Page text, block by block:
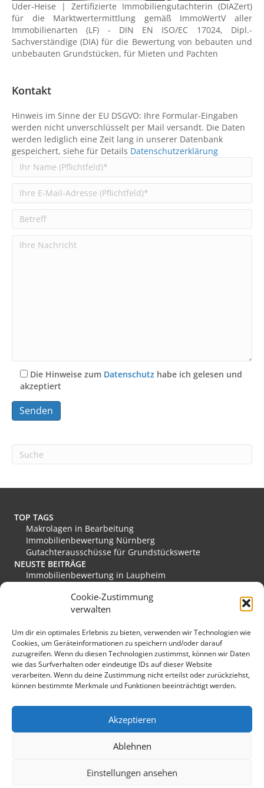
Cookie-Zustimmung
verwalten
Um dir ein optimales Erlebnis zu bieten, verwenden wir Technologien wie
Cookies, um Geräteinformationen zu speichern und/oder darauf
zuzugreifen. Wenn du diesen Technologien zustimmst, können wir Daten
wie das Surfverhalten oder eindeutige IDs auf dieser Website
verarbeiten. Wenn du deine Zustimmung nicht erteilst oder zurückziehst,
können bestimmte Merkmale und Funktionen beeinträchtigt werden.
Akzeptieren
Ablehnen
Einstellungen ansehen
Uder-Heise | Zertifizierte Immobiliengutachterin (DIAZert)
für die Marktwertermittlung gemäß ImmoWertV aller
Immobilienarten (LF) - DIN EN ISO/EC 17024, Dipl.-
Sachverständige (DIA) für die Bewertung von bebauten und
unbebauten Grundstücken, für Mieten und Pachten
Kontakt
Hinweis im Sinne der EU DSGVO: Ihre Formular-Eingaben
werden nicht unverschlüsselt per Mail versandt. Die Daten
werden lediglich eine Zeit lang in unserer Datenbank
gespeichert, siehe für Details Datenschutzerklärung
Die Hinweise zum Datenschutz habe ich gelesen und
akzeptiert
l
e
n
tTOP TAGS
Makrolagen in Bearbeitung
Immobilienbewertung Nürnberg
Gutachterausschüsse für Grundstückswerte
NEUSTE BEITRÄGE
Immobilienbewertung in Laupheim
Immobilienbewertung in Edewecht
Immobilienbewertung in Stadthagen
Immobilienbewertung in Eislingen/Fils
MEINE FAVORITEN
Verkehrswert
Grundstücksmarkt Deutschland
Immobilienmarkt Duisburg
Immobilienmarkt Hückeswagen
Kopfbild: lichtkunst.73 / pixelio.de